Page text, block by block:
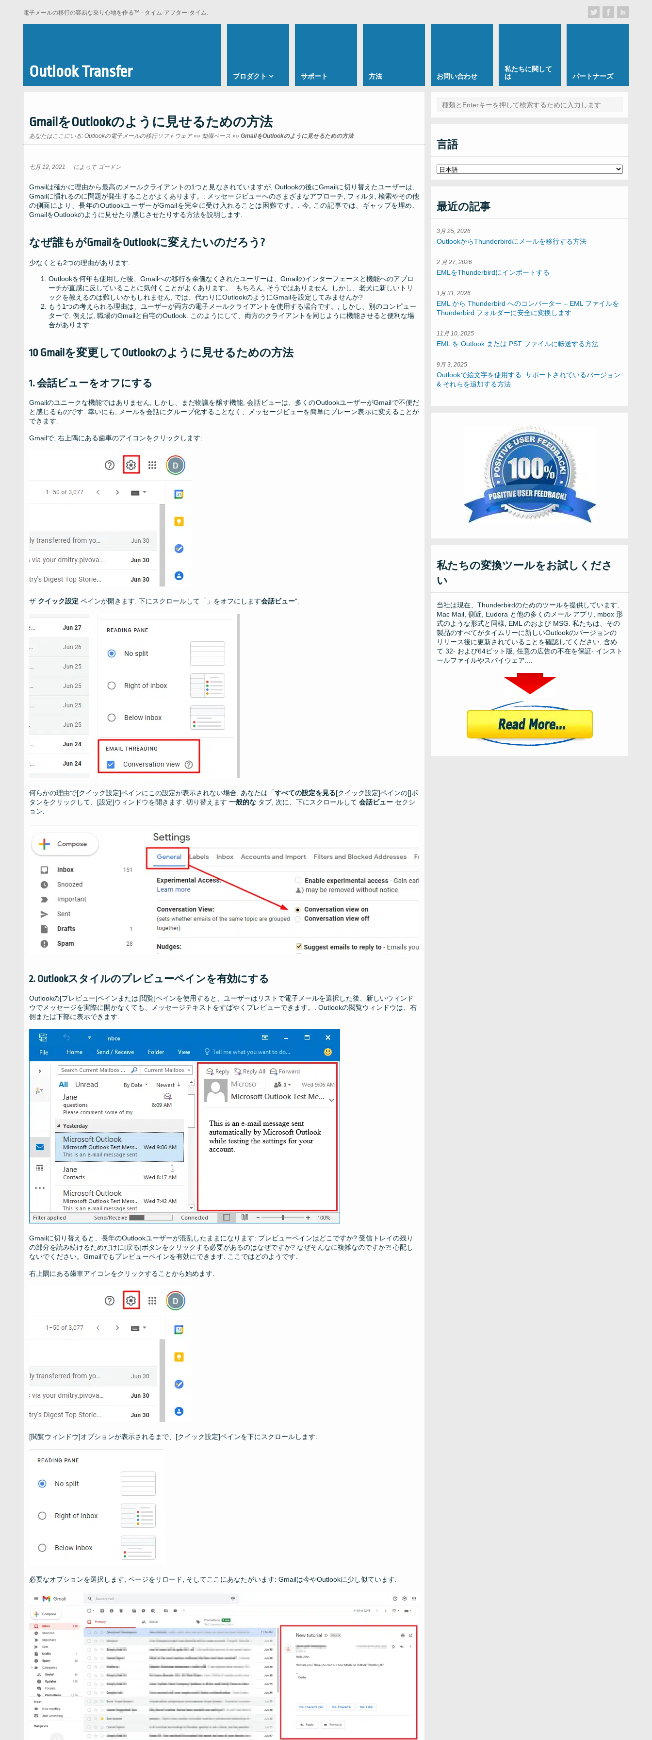
電子メールの移行の容易な乗り心地を作る™ - タイム·アフター·タイム.
Outlook Transfer プロダクト サポート 方法 お問い合わせ
私たちに関して
は
パートナーズ
GmailをOutlookのように見せるための方法
あなたはここにいる: Outlookの電子メールの移行ソフトウェア»» 知識ベース »» GmailをOutlookのように見せるための方法
七月 12, 2021 によって ゴードン
Gmailは確かに理由から最高のメールクライアントの1つと見なされていますが, Outlookの後にGmailに切り替えたユーザーは、
Gmailに慣れるのに問題が発生することがよくあります。. メッセージビューへのさまざまなアプローチ, フィルタ, 検索やその他
の側面により、長年のOutlookユーザーがGmailを完全に受け入れることは困難です。. 今, この記事では、ギャップを埋め、
GmailをOutlookのように見せたり感じさせたりする方法を説明します.
なぜ誰もがGmailをOutlookに変えたいのだろう?
少なくとも2つの理由があります.
Outlookを何年も使用した後、Gmailへの移行を余儀なくされたユーザーは、Gmailのインターフェースと機能へのアプロ
ーチが直感に反していることに気付くことがよくあります。. もちろん, そうではありません. しかし、老犬に新しいトリ
ックを教えるのは難しいかもしれません, では、代わりにOutlookのようにGmailを設定してみませんか?
もう1つの考えられる理由は、ユーザーが両方の電子メールクライアントを使用する場合です。, しかし、別のコンピュー
ターで. 例えば, 職場のGmailと自宅のOutlook. このようにして、両方のクライアントを同じように機能させると便利な場
合があります.
10 Gmailを変更してOutlookのように見せるための方法
1. 会話ビューをオフにする
Gmailのユニークな機能ではありません, しかし、まだ物議を醸す機能, 会話ビューは、多くのOutlookユーザーがGmailで不便だ
と感じるものです. 幸いにも, メールを会話にグループ化することなく、メッセージビューを簡単にプレーン表示に変えることが
できます.
Gmailで, 右上隅にある歯車のアイコンをクリックします:
ザ クイック設定 ペインが開きます. 下にスクロールして「」をオフにします会話ビュー".
何らかの理由で[クイック設定]ペインにこの設定が表示されない場合, あなたは「すべての設定を見る[クイック設定]ペインの[]ボ
タンをクリックして、[設定]ウィンドウを開きます. 切り替えます 一般的な タブ, 次に、下にスクロールして 会話ビュー セクシ
ョン.
2. Outlookスタイルのプレビューペインを有効にする
Outlookの[プレビュー]ペインまたは[閲覧]ペインを使用すると、ユーザーはリストで電子メールを選択した後、新しいウィンド
ウでメッセージを実際に開かなくても、メッセージテキストをすばやくプレビューできます。. Outlookの閲覧ウィンドウは、右
側または下部に表示できます.
Gmailに切り替えると、長年のOutlookユーザーが混乱したままになります: プレビューペインはどこですか? 受信トレイの残り
の部分を読み続けるためだけに[戻る]ボタンをクリックする必要があるのはなぜですか? なぜそんなに複雑なのですか?! 心配し
ないでください。Gmailでもプレビューペインを有効にできます. ここではどのようです.
右上隅にある歯車アイコンをクリックすることから始めます.
[閲覧ウィンドウ]オプションが表示されるまで、[クイック設定]ペインを下にスクロールします:
必要なオプションを選択します, ページをリロード, そしてここにあなたがいます: Gmailは今やOutlookに少し似ています.
言語
最近の記事
3月 25, 2026
OutlookからThunderbirdにメールを移行する方法
2 月 27, 2026
EMLをThunderbirdにインポートする
1月 31, 2026
EML から Thunderbird へのコンバーター – EML ファイルを
Thunderbird フォルダーに安全に変換します
11月 10, 2025
EML を Outlook または PST ファイルに転送する方法
9月 3, 2025
Outlookで絵文字を使用する: サポートされているバージョン
& それらを追加する方法
私たちの変換ツールをお試しくださ
い
当社は現在、Thunderbirdのためのツールを提供しています,
Mac Mail, 側近, Eudora と他の多くのメール アプリ, mbox 形
式のような形式と同様, EML のおよび MSG. 私たちは、その
製品のすべてがタイムリーに新しいOutlookのバージョンの
リリース後に更新されていることを確認してください, 含め
て 32- および64ビット版, 任意の広告の不在を保証- インスト
ールファイルやスパイウェア....